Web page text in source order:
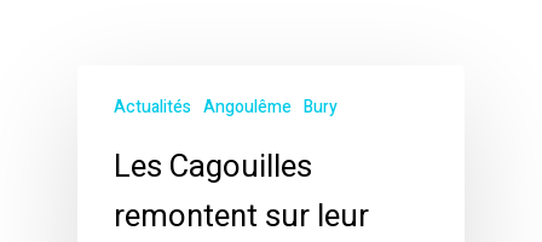
Actualités Angoulême Bury
Les Cagouilles
remontent sur leur